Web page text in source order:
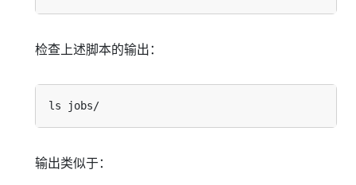
检查上述脚本的输出：
输出类似于：